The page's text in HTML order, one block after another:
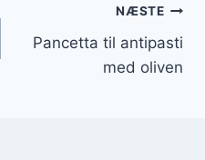
NÆSTE
Pancetta til antipasti
med oliven